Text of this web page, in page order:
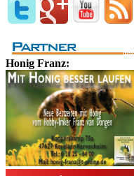
Honig Franz: